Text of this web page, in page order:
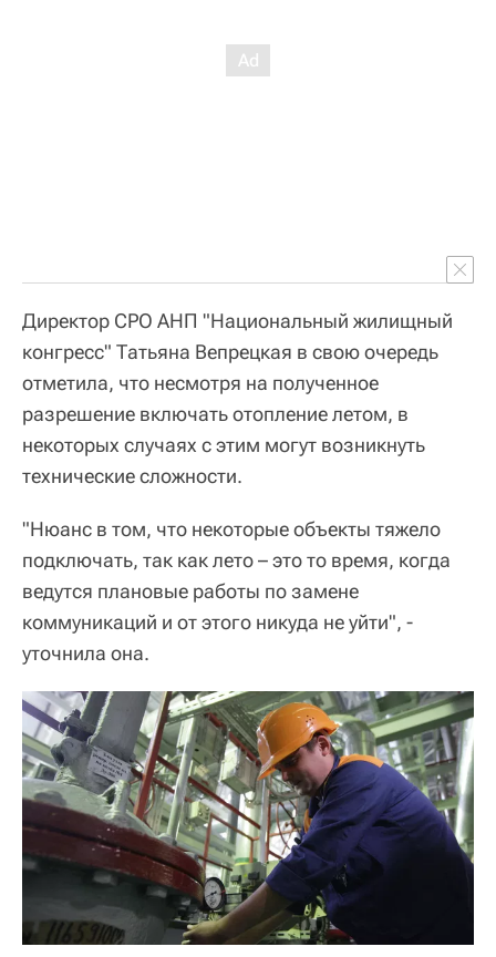
Директор СРО АНП "Национальный жилищный
конгресс" Татьяна Вепрецкая в свою очередь
отметила, что несмотря на полученное
разрешение включать отопление летом, в
некоторых случаях с этим могут возникнуть
технические сложности.
"Нюанс в том, что некоторые объекты тяжело
подключать, так как лето – это то время, когда
ведутся плановые работы по замене
коммуникаций и от этого никуда не уйти", -
уточнила она.